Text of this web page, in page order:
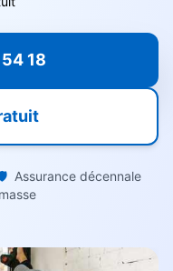
18
Assurance décennale